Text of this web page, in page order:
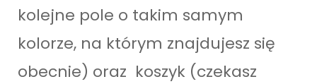
kolejne pole o takim samym
kolorze, na którym znajdujesz się
obecnie) oraz koszyk (czekasz